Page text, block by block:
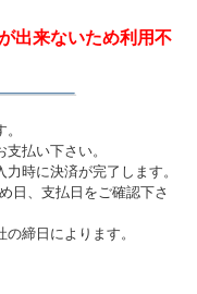
出来ないため利用不
払い下さい。
時に決済が完了します。
日、支払日をご確認下さ
締日によります。